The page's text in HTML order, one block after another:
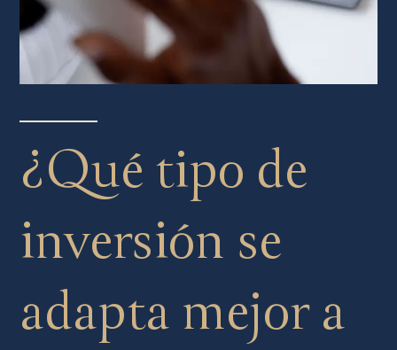
¿Qué tipo de
inversión se
adapta mejor a